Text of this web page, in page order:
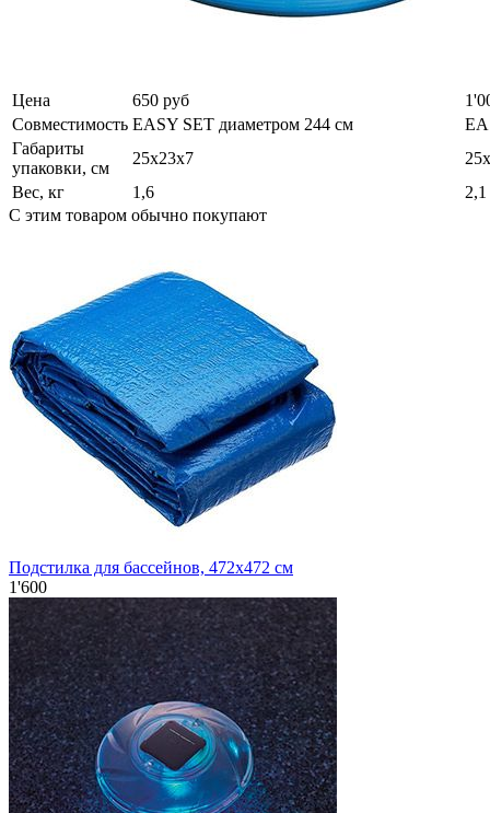
Цена 650 руб
Совместимость EASY SET диаметром 244 см
Габариты
упаковки, см
25х23х7
Вес, кг
1,6
2,1
С этим товаром обычно покупают
Подстилка для бассейнов, 472х472 см
1'600